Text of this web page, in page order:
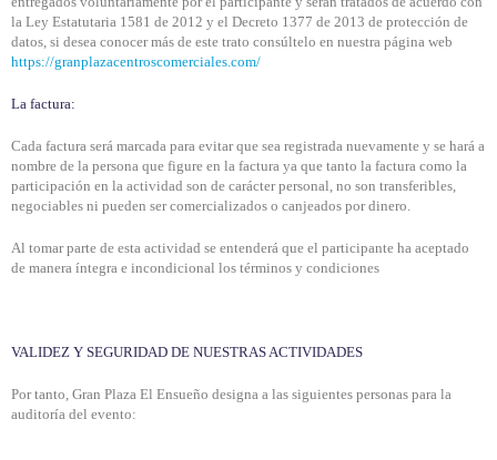
la Ley Estatutaria 1581 de 2012 y el Decreto 1377 de 2013 de protección de
datos, si desea conocer más de este trato consúltelo en nuestra página web
https://granplazacentroscomerciales.com/
La factura:
Cada factura será marcada para evitar que sea registrada nuevamente y se hará a
nombre de la persona que figure en la factura ya que tanto la factura como la
participación en la actividad son de carácter personal, no son transferibles,
negociables ni pueden ser comercializados o canjeados por dinero.
Al tomar parte de esta actividad se entenderá que el participante ha aceptado
de manera íntegra e incondicional los términos y condiciones
VALIDEZ Y SEGURIDAD DE NUESTRAS ACTIVIDADES
Por tanto, Gran Plaza El Ensueño designa a las siguientes personas para la
auditoría del evento: